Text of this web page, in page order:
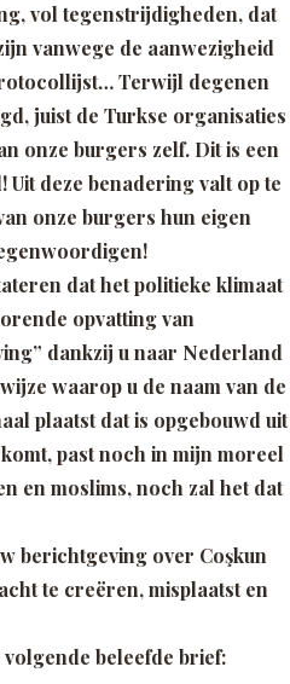
vol tegenstrijdigheden, dat
vanwege de aanwezigheid
Terwijl degenen
juist de Turkse organisaties
onze burgers zelf. Dit is een
deze benadering valt op te
onze burgers hun eigen
dat het politieke klimaat
opvatting van
dankzij u naar Nederland
waarop u de naam van de
plaatst dat is opgebouwd uit
past noch in mijn moreel
en moslims, noch zal het dat
berichtgeving over Coşkun
te creëren, misplaatst en
beleefde brief: